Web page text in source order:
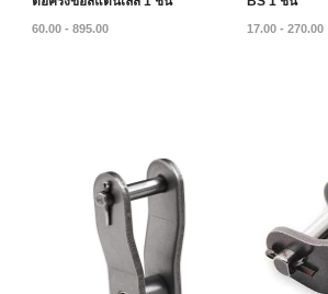
60.00 - 895.00 17.00 - 270.00